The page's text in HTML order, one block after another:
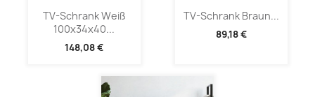
TV-Schrank Weiß
100x34x40...
148,08 €
TV-Schrank Braun...
89,18 €